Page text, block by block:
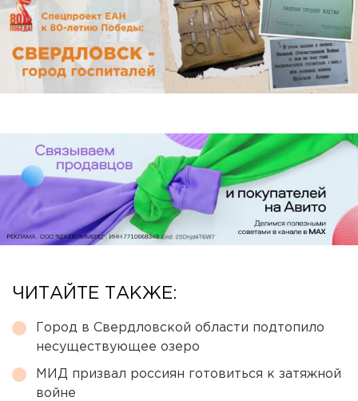
ЧИТАЙТЕ ТАКЖЕ:
Город в Свердловской области подтопило
несуществующее озеро
МИД призвал россиян готовиться к затяжной
войне